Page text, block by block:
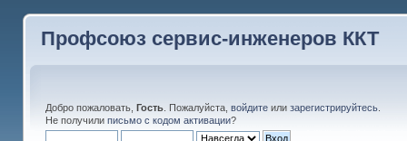
Профсоюз сервис-инженеров ККТ
Добро пожаловать, Гость. Пожалуйста, войдитеили зарегистрируйтесь.
Не получили письмо с кодом активации?